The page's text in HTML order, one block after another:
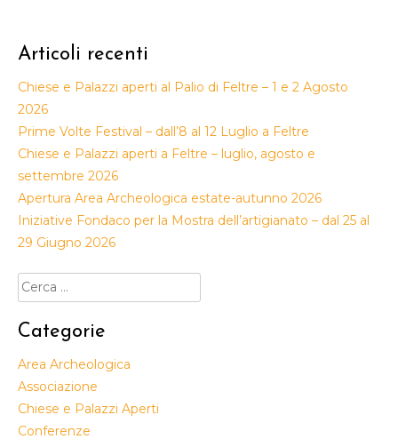
Articoli recenti
Chiese e Palazzi aperti al Palio di Feltre – 1 e 2 Agosto
2026
Prime Volte Festival – dall’8 al 12 Luglio a Feltre
Chiese e Palazzi aperti a Feltre – luglio, agosto e
settembre 2026
Apertura Area Archeologica estate-autunno 2026
Iniziative Fondaco per la Mostra dell’artigianato – dal 25 al
29 Giugno 2026
Ricerca
per:
Categorie
Area Archeologica
Associazione
Chiese e Palazzi Aperti
Conferenze